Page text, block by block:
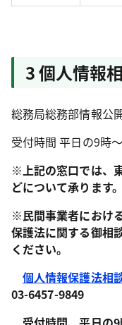
3 個人情報
総務局総務部情報公
受付時間 平日の9時
※上記の窓口では、
どについて承ります。
※民間事業者におけ
保護法に関する御相
ください。
個人情報保護法相
03-6457-9849